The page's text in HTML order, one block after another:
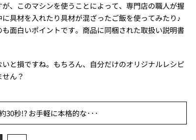
、このマシンを使うことによって、専門店の職人が握
具材を入れたり具材が混ざったご飯を使ってみたり♪
面白いポイントです。商品に同梱された取扱い説明書
と損ですね。もちろん、自分だけのオリジナルレシピ
ん？
30秒!? お手軽に本格的な･･･